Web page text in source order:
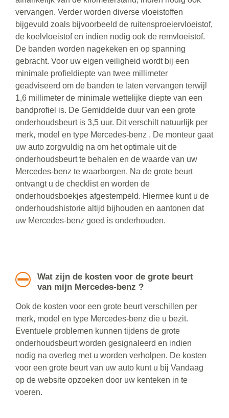
vervangen. Verder worden diverse vloeistoffen
bijgevuld zoals bijvoorbeeld de ruitensproeiervloeistof,
de koelvloeistof en indien nodig ook de remvloeistof.
De banden worden nagekeken en op spanning
gebracht. Voor uw eigen veiligheid wordt bij een
minimale profieldiepte van twee millimeter
geadviseerd om de banden te laten vervangen terwijl
1,6 millimeter de minimale wettelijke diepte van een
bandprofiel is. De Gemiddelde duur van een grote
onderhoudsbeurt is 3,5 uur. Dit verschilt natuurlijk per
merk, model en type Mercedes-benz . De monteur gaat
uw auto zorgvuldig na om het optimale uit de
onderhoudsbeurt te behalen en de waarde van uw
Mercedes-benz te waarborgen. Na de grote beurt
ontvangt u de checklist en worden de
onderhoudsboekjes afgestempeld. Hiermee kunt u de
onderhoudshistorie altijd bijhouden en aantonen dat
uw Mercedes-benz goed is onderhouden.
Wat zijn de kosten voor de grote beurt
van mijn Mercedes-benz ?
Ook de kosten voor een grote beurt verschillen per
merk, model en type Mercedes-benz die u bezit.
Eventuele problemen kunnen tijdens de grote
onderhoudsbeurt worden gesignaleerd en indien
nodig na overleg met u worden verholpen. De kosten
voor een grote beurt van uw auto kunt u bij Vandaag
op de website opzoeken door uw kenteken in te
voeren.